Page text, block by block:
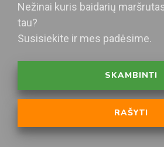
Nežinai kuris baidarių
tau?
Susisiekite ir mes padėsime.
SKAMBINTI
RAŠYTI